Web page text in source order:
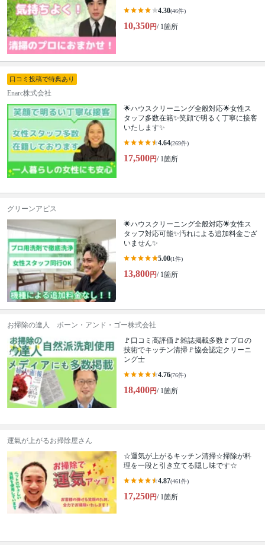
4.30(46件)
10,350円/ 1箇所
口コミ投稿で特典あり
Enarc株式会社
🌟ハウスクリーニング全般対応🌟女性ス
タッフ多数在籍✨笑顔で明るく丁寧に接客
いたします✨
4.64(269件)
17,500円/ 1箇所
グリーンアピス
🌟ハウスクリーニング全般対応🌟女性ス
タッフ対応可能✨汚れによる追加料金ござ
いません✨
5.00(1件)
13,800円/ 1箇所
お掃除の達人 ボーン・アンド・ゴー株式会社
🚩口コミ高評価🚩雑誌掲載多数🚩プロの
技術でキッチン清掃🚩協会認定クリーニ
ング士
4.76(76件)
18,400円/ 1箇所
運氣が上がるお掃除屋さん
☆運気が上がるキッチン清掃☆掃除が料
理を一段と引き立てる隠し味です☆
4.87(461件)
17,250円/ 1箇所